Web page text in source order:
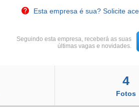
Esta empresa é sua? Solicite
Seguindo esta empresa, receberá as suas
últimas vagas e novidades.
4
Fotos